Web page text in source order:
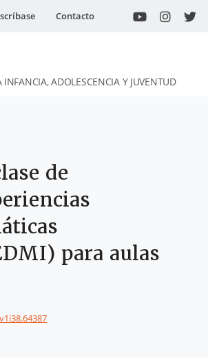
Contacto
INFANCIA, ADOLESCENCIA Y JUVENTUD
de
para aulas